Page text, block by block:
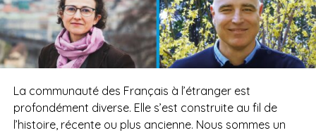
La communauté des Français à l’étranger est
profondément diverse. Elle s’est construite au fil de
l’histoire, récente ou plus ancienne. Nous sommes un